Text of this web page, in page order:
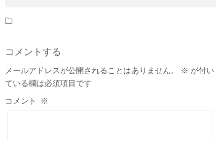
コメントする
メールアドレスが公開されることはありません。 ※ が付い
ている欄は必須項目です
コメント ※